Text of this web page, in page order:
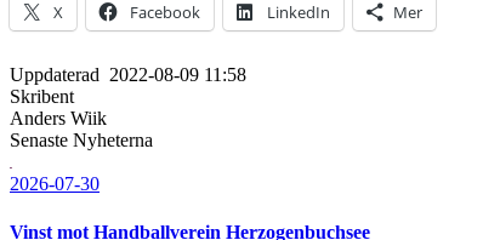
X Facebook LinkedIn Mer
Uppdaterad 2022-08-09 11:58
Skribent
Anders Wiik
Senaste Nyheterna
2026-07-30
Vinst mot Handballverein Herzogenbuchsee